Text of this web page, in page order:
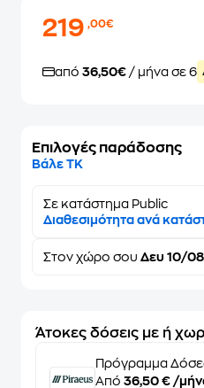
219,00€
από 36,50€ / μήνα σε 6
Επιλογές παράδοσης
Βάλε ΤΚ
Σε κατάστημα Public
Διαθεσιμότητα ανά
Στον χώρο σου Δευ 10/08
Άτοκες δόσεις με ή
Πρόγραμμα
Από 36,50 € /